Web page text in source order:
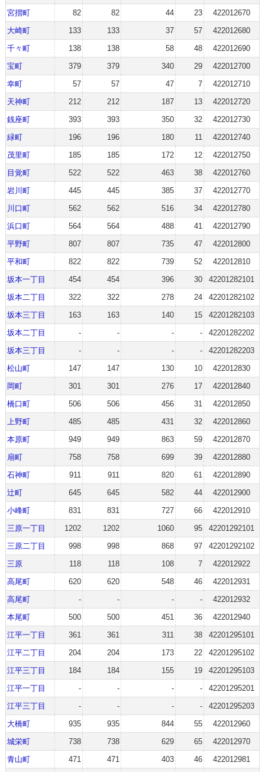
宮摺町
82 82 44 23
422012670
大崎町
133 133 37 57
422012680
千々町
138 138 58 48
422012690
宝町
379 379 340 29
422012700
幸町
57 57 47 7
422012710
天神町
212 212 187 13
422012720
銭座町
393 393 350 32
422012730
緑町
196 196 180 11
422012740
茂里町
185 185 172 12
422012750
目覚町
522 522 463 38
422012760
岩川町
445 445 385 37
422012770
川口町
562 562 516 34
422012780
浜口町
564 564 488 41
422012790
平野町
807 807 735 47
422012800
平和町
822 822 739 52
422012810
坂本一丁目
454 454 396 30
42201282101
坂本二丁目
322 322 278 24
42201282102
坂本三丁目
163 163 140 15
42201282103
坂本二丁目
- - - -
42201282202
坂本三丁目
- - - -
42201282203
松山町
147 147 130 10
422012830
岡町
301 301 276 17
422012840
橋口町
506 506 456 31
422012850
上野町
485 485 431 32
422012860
本原町
949 949 863 59
422012870
扇町
758 758 699 39
422012880
石神町
911 911 820 61
422012890
辻町
645 645 582 44
422012900
小峰町
831 831 727 66
422012910
三原一丁目
1202 1202 1060 95
42201292101
三原二丁目
998 998 868 97
42201292102
三原
118 118 108 7
422012922
高尾町
620 620 548 46
422012931
高尾町
- - - -
422012932
本尾町
500 500 451 36
422012940
江平一丁目
361 361 311 38
42201295101
江平二丁目
204 204 173 22
42201295102
江平三丁目
184 184 155 19
42201295103
江平一丁目
- - - -
42201295201
江平三丁目
- - - -
42201295203
大橋町
935 935 844 55
422012960
城栄町
738 738 629 65
422012970
青山町
471 471 403 46
422012981